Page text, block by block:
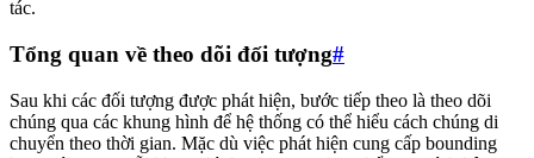
tác.
Tổng quan về theo dõi đối tượng#
Sau khi các đối tượng được phát hiện, bước tiếp theo là theo dõi
chúng qua các khung hình để hệ thống có thể hiểu cách chúng di
chuyển theo thời gian. Mặc dù việc phát hiện cung cấp bounding